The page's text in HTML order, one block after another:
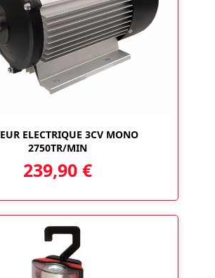
ELECTRIQUE 3CV MONO
2750TR/MIN
239,90 €